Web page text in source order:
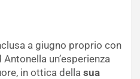
a giugno proprio con
un’esperienza
in ottica della sua